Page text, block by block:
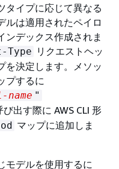
タイプに応じて異なる
ルは適用されたペイロ
ンデックス作成されま
Type リクエストヘッ
を決定します。メソッ
プするに
name "
出す際に AWS CLI 形
マップに追加しま
モデルを使用するに